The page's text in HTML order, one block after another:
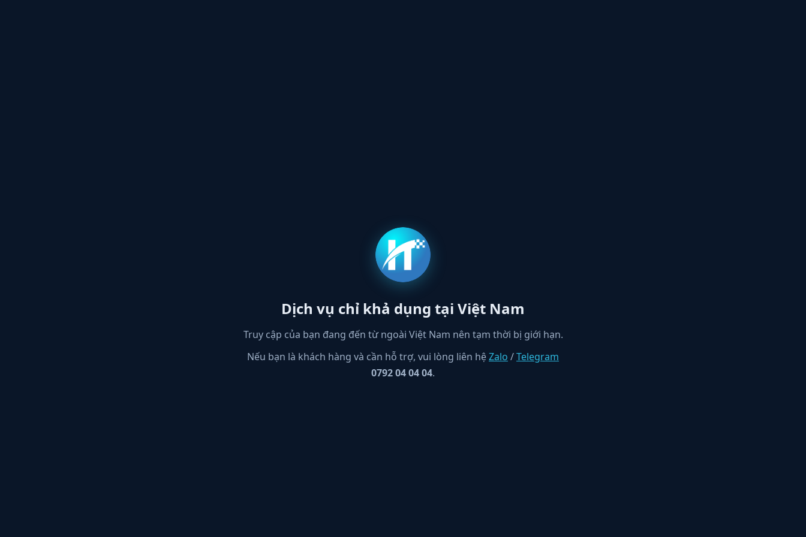
Dịch vụ chỉ khả dụng tại Việt Nam
Truy cập của bạn đang đến từ ngoài Việt Nam nên tạm thời bị giới hạn.
Nếu bạn là khách hàng và cần hỗ trợ, vui lòng liên hệZalo /Telegram
0792 04 04 04.